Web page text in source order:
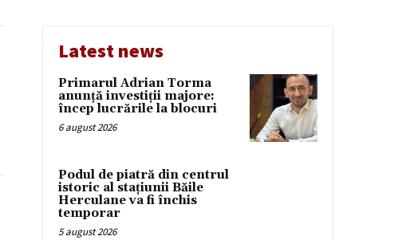
Latest news
Primarul Adrian Torma
anunță investiții majore:
încep lucrările la blocuri
6 august 2026
Podul de piatră din centrul
istoric al stațiunii Băile
Herculane va fi închis
temporar
5 august 2026